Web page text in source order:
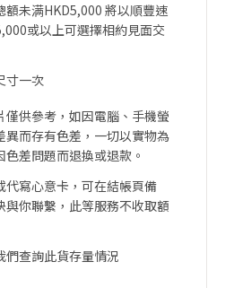
額未满HKD5,000 將以順豐速
或以上可選擇相約見面交
寸一次
僅供參考，如因電腦、手機螢
異而存有色差，一切以實物為
差問題而退換或退款。
代寫心意卡，可在結帳頁備
與你聯繫，此等服務不收取額
們查詢此貨存量情況